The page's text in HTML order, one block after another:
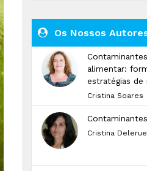
Os Nossos
alimentar:
estratégias de
Cristina Soares
Cristina